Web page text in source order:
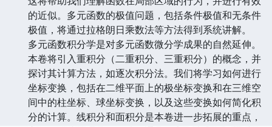
的近似。多元函数的极值问题，包括条件极值和无条件
极值，将通过拉格朗日乘数法等方法得到系统讲解。
多元函数积分学是对多元函数微分学成果的自然延伸。
本卷将引入重积分（二重积分、三重积分）的概念，并
探讨其计算方法，如逐次积分法。我们将学习如何进行
坐标变换，包括在二维平面上的极坐标变换和在三维空
间中的柱坐标、球坐标变换，以及这些变换如何简化积
分的计算。线积分和面积分是本卷进一步拓展的重点，